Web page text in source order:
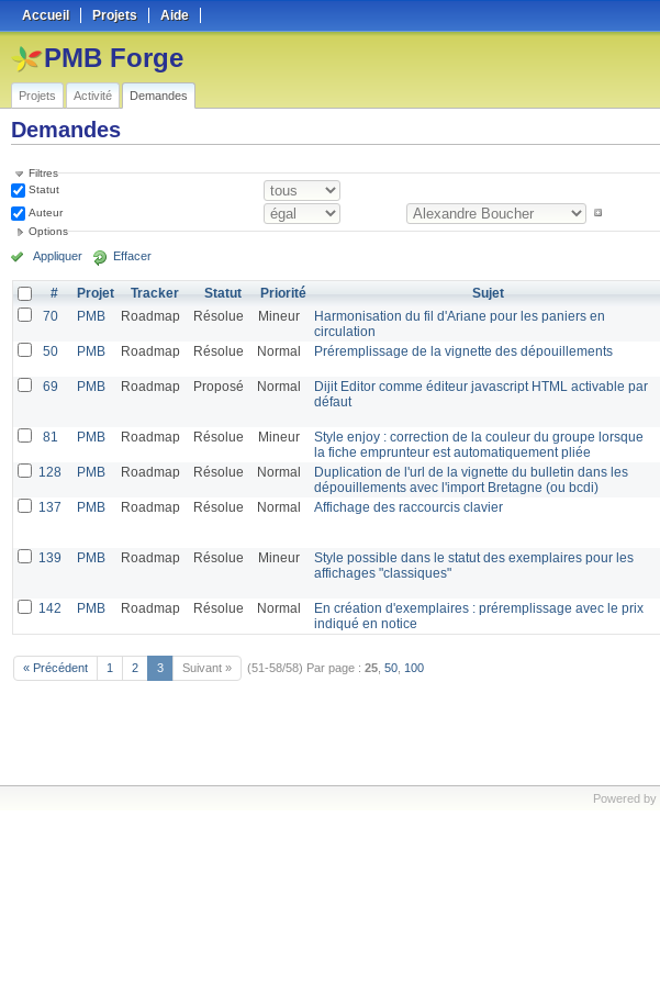
Accueil Projets Aide
PMB Forge
Projets Activité Demandes
Demandes
Filtres
Statut
Auteur
Options
Appliquer Effacer
# Projet Tracker Statut Priorité Sujet
70
PMB Roadmap Résolue Mineur
Harmonisation du fil d'Ariane pour les paniers en
circulation
50 PMB Roadmap Résolue Normal Préremplissage de la vignette des dépouillements
69 PMB Roadmap Proposé Normal
Dijit Editor comme éditeur javascript HTML activable par
défaut
81 PMB Roadmap Résolue Mineur
Style enjoy : correction de la couleur du groupe lorsque
la fiche emprunteur est automatiquement pliée
128 PMB Roadmap Résolue Normal
Duplication de l'url de la vignette du bulletin dans les
dépouillements avec l'import Bretagne (ou bcdi)
137 PMB Roadmap Résolue Normal Affichage des raccourcis clavier
139 PMB Roadmap Résolue Mineur
Style possible dans le statut des exemplaires pour les
affichages "classiques"
142 PMB Roadmap Résolue Normal
En création d'exemplaires : préremplissage avec le prix
indiqué en notice
« Précédent 1 2 3 Suivant » (51-58/58) Par page : 25 50 100
Powered by